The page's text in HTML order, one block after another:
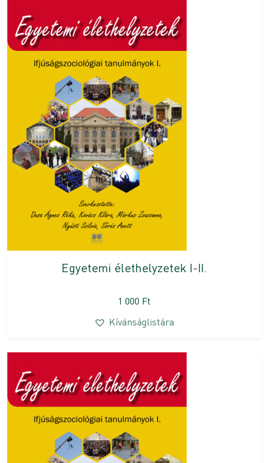
Egyetemi élethelyzetek I-II.
1 000 Ft
Kívánságlistára